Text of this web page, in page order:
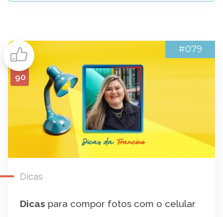
90
Dicas
Dicas para compor fotos com o celular
#079